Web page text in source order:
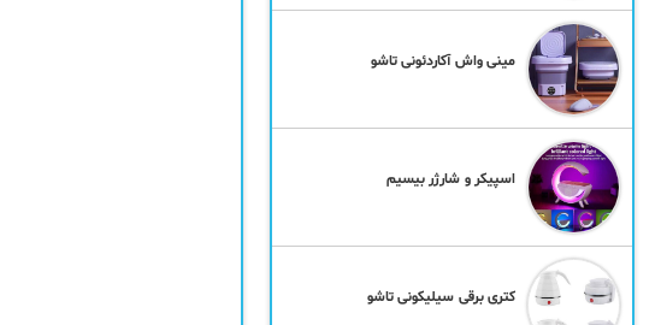
مینی واش آکاردئونی تاشو
اسپیکر و شارژر بیسیم
کتری برقی سیلیکونی تاشو